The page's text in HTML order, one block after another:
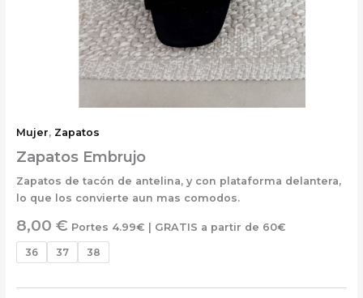
Mujer, Zapatos
Zapatos Embrujo
Zapatos de tacón de antelina, y con plataforma delantera,
lo que los convierte aun mas comodos.
8,00 € Portes 4.99€ | GRATIS a partir de 60€
36 37 38